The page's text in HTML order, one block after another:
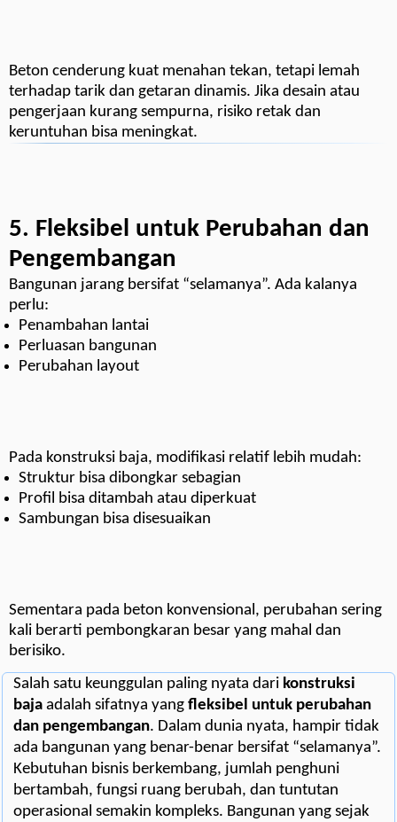
Beton cenderung kuat menahan tekan, tetapi lemah
terhadap tarik dan getaran dinamis. Jika desain atau
pengerjaan kurang sempurna, risiko retak dan
keruntuhan bisa meningkat.
5. Fleksibel untuk Perubahan dan
Pengembangan
Bangunan jarang bersifat “selamanya”. Ada kalanya
perlu:
Penambahan lantai
Perluasan bangunan
Perubahan layout
Pada konstruksi baja, modifikasi relatif lebih mudah:
Struktur bisa dibongkar sebagian
Profil bisa ditambah atau diperkuat
Sambungan bisa disesuaikan
Sementara pada beton konvensional, perubahan sering
kali berarti pembongkaran besar yang mahal dan
berisiko.
Salah satu keunggulan paling nyata dari konstruksi
baja adalah sifatnya yang fleksibel untuk perubahan
dan pengembangan. Dalam dunia nyata, hampir tidak
ada bangunan yang benar-benar bersifat “selamanya”.
Kebutuhan bisnis berkembang, jumlah penghuni
bertambah, fungsi ruang berubah, dan tuntutan
operasional semakin kompleks. Bangunan yang sejak